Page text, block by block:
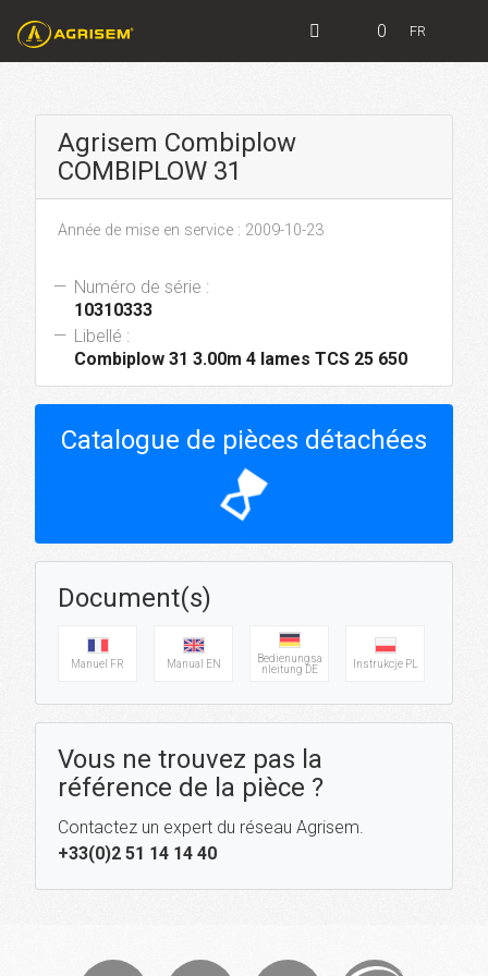
0 FR
Agrisem Combiplow
COMBIPLOW 31
Année de mise en service : 2009-10-23
Numéro de série :
10310333
Libellé :
Combiplow 31 3.00m 4 lames TCS 25 650
Catalogue de pièces détachées
hourglass_top
Document(s)
Manuel FR Manual EN
Bedienungsa
nleitung DE
Instrukcje PL
Vous ne trouvez pas la
référence de la pièce ?
Contactez un expert du réseau Agrisem.
+33(0)2 51 14 14 40